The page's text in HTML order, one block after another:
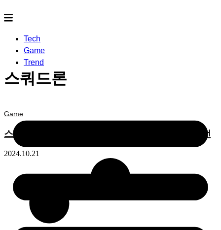
Tech
Game
Trend
스쿼드론
Game
스타워즈를 배경으로 하는 스타워즈 게임 추천 5선
2024.10.21